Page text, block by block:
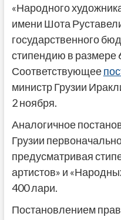
«Народного
имени Шота
государственного
стипендию в размере
Соответствующее
министр Грузии
2 ноября.
Аналогичное
Грузии
предусматривая
артистов» и
400 лари.
Постановлением